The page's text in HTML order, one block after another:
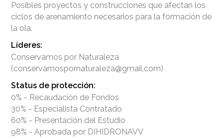
PROTEGE TUS OLAS
CONTACTO
Posibles proyectos y construcciones que afectan los
ciclos de arenamiento necesarios para la formación de
Líderes:
Conservamos por Naturaleza
(conservamospornaturaleza@gmail.com)
Status de protección:
0% - Recaudación de Fondos
30% - Especialista Contratado
60% - Presentación del Estudio
98% - Aprobada por DIHIDRONAVV